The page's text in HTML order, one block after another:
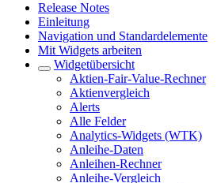
Release Notes
Einleitung
Navigation und Standardelemente
Mit Widgets arbeiten
Widgetübersicht
Aktien-Fair-Value-Rechner
Aktienvergleich
Alerts
Alle Felder
Analytics-Widgets (WTK)
Anleihe-Daten
Anleihen-Rechner
Anleihe-Vergleich